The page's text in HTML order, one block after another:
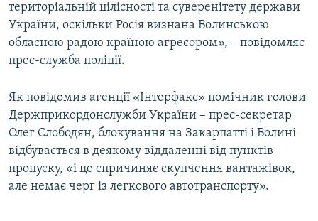
територіальній цілісності та суверенітету держави
України, оскільки Росія визнана Волинською
обласною радою країною агресором», – повідомляє
прес-служба поліції.
Як повідомив агенції «Інтерфакс» помічник голови
Держприкордонслужби України – прес-секретар
Олег Слободян, блокування на Закарпатті і Волині
відбувається в деякому віддаленні від пунктів
пропуску, «і це спричиняє скупчення вантажівок,
але немає черг із легкового автотранспорту».